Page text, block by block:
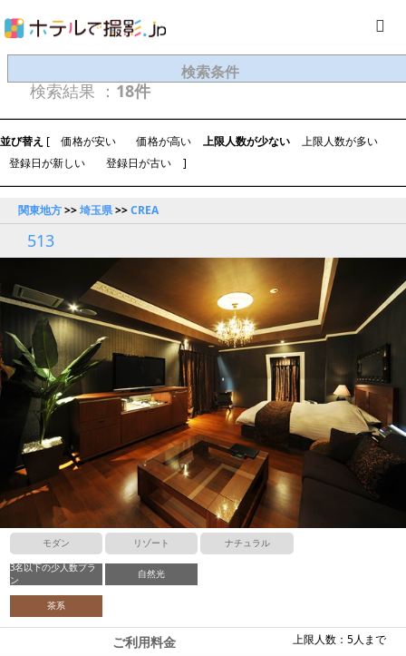
検索条件
検索結果 ： 18件
並び替え [ 価格が安い 価格が高い 上限人数が少ない
上限人数が多い
登録日が新しい
登録日が古い ]
関東地方>>埼玉県>>CREA
513
モダン リゾート ナチュラル
3名以下の少人数プラ
ン
自然光
茶系
上限人数：5人まで
ご利用料金